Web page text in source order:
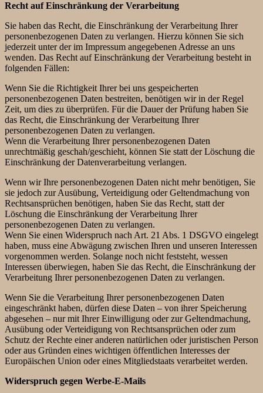
Recht auf Einschränkung der Verarbeitung
Sie haben das Recht, die Einschränkung der Verarbeitung Ihrer
personenbezogenen Daten zu verlangen. Hierzu können Sie sich
jederzeit unter der im Impressum angegebenen Adresse an uns
wenden. Das Recht auf Einschränkung der Verarbeitung besteht in
folgenden Fällen:
Wenn Sie die Richtigkeit Ihrer bei uns gespeicherten
personenbezogenen Daten bestreiten, benötigen wir in der Regel
Zeit, um dies zu überprüfen. Für die Dauer der Prüfung haben Sie
das Recht, die Einschränkung der Verarbeitung Ihrer
personenbezogenen Daten zu verlangen.
Wenn die Verarbeitung Ihrer personenbezogenen Daten
unrechtmäßig geschah/geschieht, können Sie statt der Löschung die
Einschränkung der Datenverarbeitung verlangen.
Wenn wir Ihre personenbezogenen Daten nicht mehr benötigen, Sie
sie jedoch zur Ausübung, Verteidigung oder Geltendmachung von
Rechtsansprüchen benötigen, haben Sie das Recht, statt der
Löschung die Einschränkung der Verarbeitung Ihrer
personenbezogenen Daten zu verlangen.
Wenn Sie einen Widerspruch nach Art. 21 Abs. 1 DSGVO eingelegt
haben, muss eine Abwägung zwischen Ihren und unseren Interessen
vorgenommen werden. Solange noch nicht feststeht, wessen
Interessen überwiegen, haben Sie das Recht, die Einschränkung der
Verarbeitung Ihrer personenbezogenen Daten zu verlangen.
Wenn Sie die Verarbeitung Ihrer personenbezogenen Daten
eingeschränkt haben, dürfen diese Daten – von ihrer Speicherung
abgesehen – nur mit Ihrer Einwilligung oder zur Geltendmachung,
Ausübung oder Verteidigung von Rechtsansprüchen oder zum
Schutz der Rechte einer anderen natürlichen oder juristischen Person
oder aus Gründen eines wichtigen öffentlichen Interesses der
Europäischen Union oder eines Mitgliedstaats verarbeitet werden.
Widerspruch gegen Werbe-E-Mails